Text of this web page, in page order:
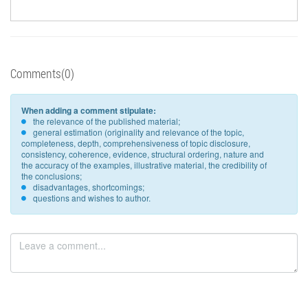
Comments(0)
When adding a comment stipulate:
the relevance of the published material;
general estimation (originality and relevance of the topic,
completeness, depth, comprehensiveness of topic disclosure,
consistency, coherence, evidence, structural ordering, nature and
the accuracy of the examples, illustrative material, the credibility of
the conclusions;
disadvantages, shortcomings;
questions and wishes to author.